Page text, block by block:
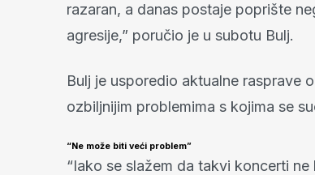
razaran, a danas postaje poprište
agresije,” poručio je u subotu Bulj.
Bulj je usporedio aktualne rasprave
ozbiljnijim problemima s kojima se
“Ne može biti veći problem”
“Iako se slažem da takvi koncerti